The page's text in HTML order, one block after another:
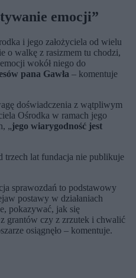
emocji”
i jego założyciela od wielu
o walkę z rasizmem tu chodzi,
wokół niego do
pana Gawła – komentuje
doświadczenia z wątpliwym
Ośrodka w ramach jego
„jego wiarygodność jest
trzech lat fundacja nie publikuje
sprawozdań to podstawowy
postawy w działaniach
pokazywać, jak się
grantów czy z zrzutek i chwalić
osiągnęło – komentuje.